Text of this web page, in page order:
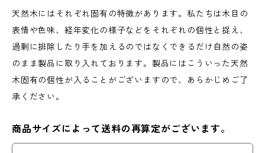
天然木にはそれぞれ固有の特徴があります。私たちは木目の
表情や色味、経年変化の様子などをそれぞれの個性と捉え、
過剰に排除したり手を加えるのではなくできるだけ自然の姿
のまま製品に取り入れております。製品にはこういった天然
木固有の個性が入ることがございますので、あらかじめご了
承ください。
商品サイズによって送料の再算定がございます。